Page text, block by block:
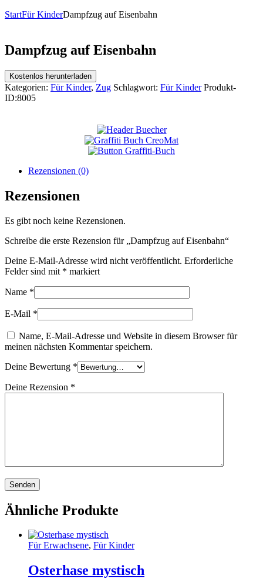
StartFür KinderDampfzug auf Eisenbahn
Dampfzug auf Eisenbahn
Kostenlos herunterladen
Kategorien: Für Kinder, Zug Schlagwort: Für Kinder Produkt-
ID:8005
Rezensionen (0)
Rezensionen
Es gibt noch keine Rezensionen.
Schreibe die erste Rezension für „Dampfzug auf Eisenbahn“
Deine E-Mail-Adresse wird nicht veröffentlicht. Erforderliche
Felder sind mit * markiert
Name *
E-Mail *
Name, E-Mail-Adresse und Website in diesem Browser für
meinen nächsten Kommentar speichern.
Deine Bewertung *
Deine Rezension *
Ähnliche Produkte
Für Erwachsene, Für Kinder
Osterhase mystisch